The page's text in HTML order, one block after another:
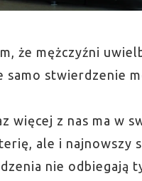
że mężczyźni
samo stwierdzenie
więcej z nas ma w
ale i najnowszy
nie odbiegają